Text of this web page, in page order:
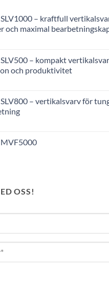
SLV1000 – kraftfull
och maximal
– kompakt
och produktivitet
– vertikalsvarv för
MVF5000
OSS!